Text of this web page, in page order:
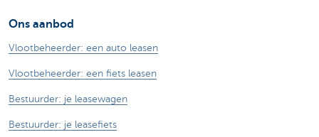
Ons aanbod
Vlootbeheerder: een auto leasen
Vlootbeheerder: een fiets leasen
Bestuurder: je leasewagen
Bestuurder: je leasefiets